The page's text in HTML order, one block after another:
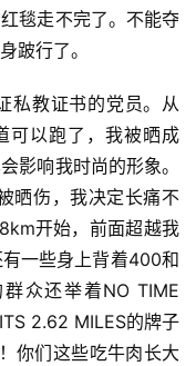
毯走不完了。不能夺
跛行了。
私教证书的党员。从
可以跑了，我被晒成
影响我时尚的形象。
晒伤，我决定长痛不
开始，前面超越我
一些身上背着400和
众还举着NO TIME
2.62 MILES的牌子
你们这些吃牛肉长大